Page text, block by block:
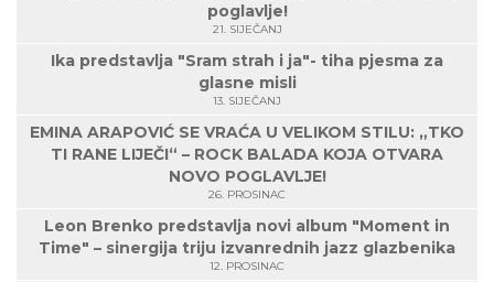
poglavlje!
21. SIJEČANJ
Ika predstavlja "Sram strah i ja"- tiha pjesma za
glasne misli
13. SIJEČANJ
EMINA ARAPOVIĆ SE VRAĆA U VELIKOM STILU: „TKO
TI RANE LIJEČI“ – ROCK BALADA KOJA OTVARA
NOVO POGLAVLJE!
26. PROSINAC
Leon Brenko predstavlja novi album "Moment in
Time" – sinergija triju izvanrednih jazz glazbenika
12. PROSINAC